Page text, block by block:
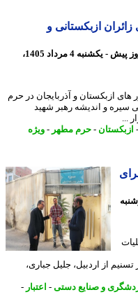
ازبکستانی و
11 روز پیش - یکشنبه 4 مرداد 1405،
و آذربایجان در حرم
و اندیشه رهبر شهید
-حرم مطهر-ویژه
از اردبیل، جلیل جباری،
و صنایع دستی-اعتبار-